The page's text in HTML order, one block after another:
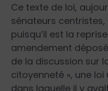
Ce texte de loi,
sénateurs
puisqu’il est la
amendement
de la discussion sur
citoyenneté », une
dans laquelle il y